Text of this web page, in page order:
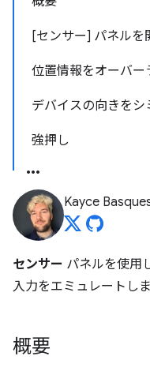
[センサー] パネルを
位置情報をオーバー
デバイスの向きをシ
強押し
Kayce
センサー パネルを使用
入力をエミュレートしま
概要